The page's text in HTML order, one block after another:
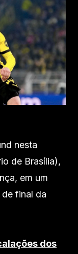
nesta
de Brasília),
em um
final da
dos